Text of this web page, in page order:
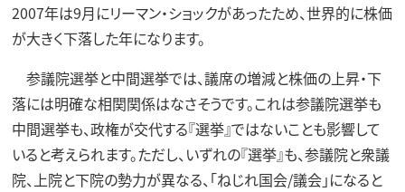
2007年は9月にリーマン・ショックがあったため、世界的に株価
が大きく下落した年になります。
参議院選挙と中間選挙では、議席の増減と株価の上昇・下
落には明確な相関関係はなさそうです。これは参議院選挙も
中間選挙も、政権が交代する『選挙』ではないことも影響して
いると考えられます。ただし、いずれの『選挙』も、参議院と衆議
院、上院と下院の勢力が異なる、「ねじれ国会/議会」になると